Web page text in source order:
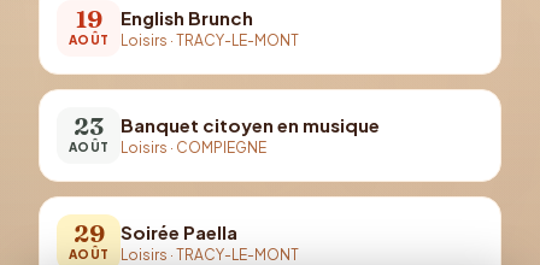
19
AOÛT
English Brunch
Loisirs · TRACY-LE-MONT
23
AOÛT
Banquet citoyen en musique
Loisirs · COMPIEGNE
29
AOÛT
Soirée Paella
Loisirs · TRACY-LE-MONT